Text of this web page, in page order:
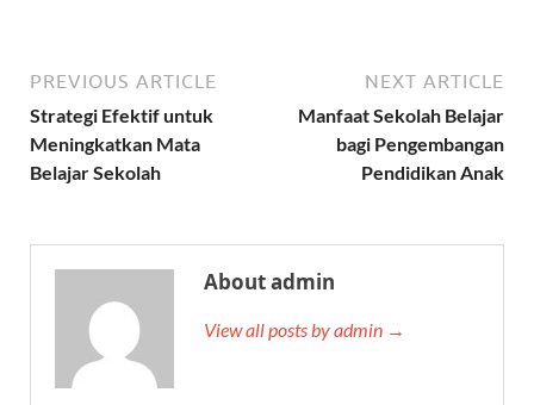
PREVIOUS ARTICLE
Strategi Efektif untuk
Meningkatkan Mata
Belajar Sekolah
NEXT ARTICLE
Manfaat Sekolah Belajar
bagi Pengembangan
Pendidikan Anak
About admin
View all posts by admin →